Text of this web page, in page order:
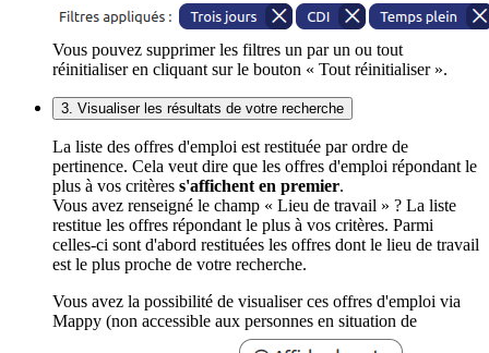
Vous pouvez supprimer les filtres un par un ou tout
réinitialiser en cliquant sur le bouton « Tout réinitialiser ».
3. Visualiser les résultats de votre recherche
La liste des offres d'emploi est restituée par ordre de
pertinence. Cela veut dire que les offres d'emploi répondant le
plus à vos critères s'affichent en premier.
Vous avez renseigné le champ « Lieu de travail » ? La liste
restitue les offres répondant le plus à vos critères. Parmi
celles-ci sont d'abord restituées les offres dont le lieu de travail
est le plus proche de votre recherche.
Vous avez la possibilité de visualiser ces offres d'emploi via
Mappy (non accessible aux personnes en situation de